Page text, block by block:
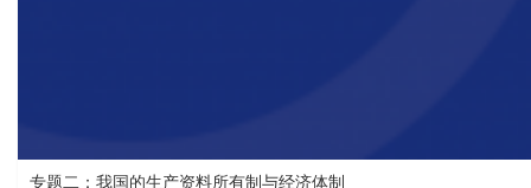
专题二：我国的生产资料所有制与经济体制